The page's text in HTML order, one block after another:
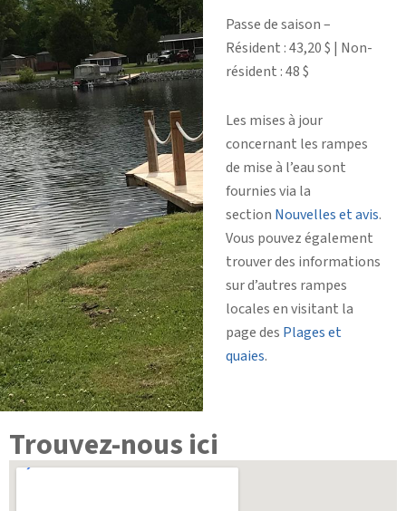
Passe de saison –
Résident : 43,20 $ | Non-
résident : 48 $
Les mises à jour
concernant les rampes
de mise à l’eau sont
fournies via la
section Nouvelles et avis.
Vous pouvez également
trouver des informations
sur d’autres rampes
locales en visitant la
page des Plages et
quaies.
Trouvez-nous ici